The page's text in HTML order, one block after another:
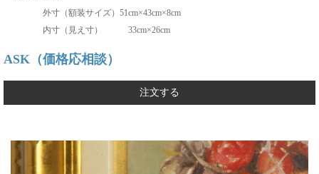
外寸（額装サイズ）51cm×43cm×8cm
内寸（見え寸） 33cm×26cm
ASK（価格応相談）
注文する